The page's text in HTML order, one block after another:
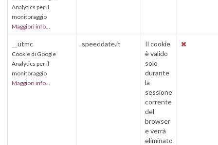
Analytics per il
monitoraggio
Maggiori info...
__utmc
Cookie di Google
Analytics per il
monitoraggio
Maggiori info...
.speeddate.it
Il cookie
è valido
solo
durante
la
sessione
corrente
del
browser
e verrà
eliminato